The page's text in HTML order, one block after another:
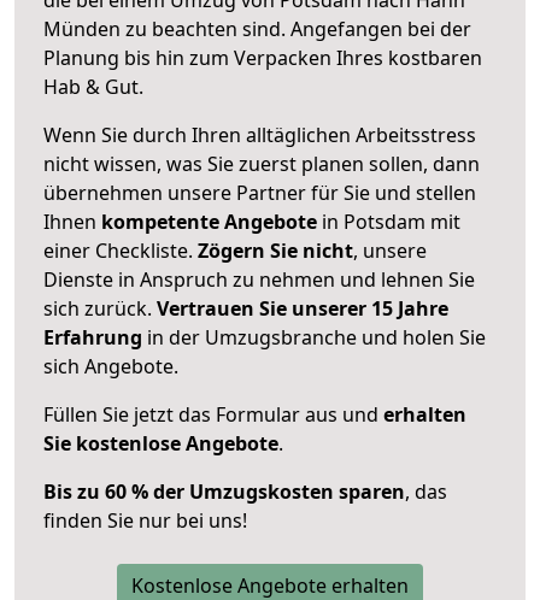
Münden zu beachten sind. Angefangen bei der
Planung bis hin zum Verpacken Ihres kostbaren
Hab & Gut.
Wenn Sie durch Ihren alltäglichen Arbeitsstress
nicht wissen, was Sie zuerst planen sollen, dann
übernehmen unsere Partner für Sie und stellen
Ihnen kompetente Angebote in Potsdam mit
einer Checkliste. Zögern Sie nicht, unsere
Dienste in Anspruch zu nehmen und lehnen Sie
sich zurück. Vertrauen Sie unserer 15 Jahre
Erfahrung in der Umzugsbranche und holen Sie
sich Angebote.
Füllen Sie jetzt das Formular aus und erhalten
Sie kostenlose Angebote.
Bis zu 60 % der Umzugskosten sparen, das
finden Sie nur bei uns!
Kostenlose Angebote erhalten